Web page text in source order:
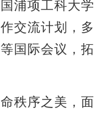
浦项工科大学
交流计划，多
国际会议，拓
秩序之美，面